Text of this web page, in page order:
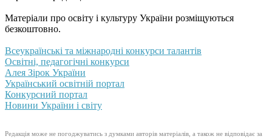
Матеріали про освіту і культуру України розміщуються
безкоштовно.
Всеукраїнські та міжнародні конкурси талантів
Освітні, педагогічні конкурси
Алея Зірок України
Український освітній портал
Конкурсний портал
Новини України і світу
Редакція може не погоджуватись з думками авторів матеріалів, а також не відповідає за